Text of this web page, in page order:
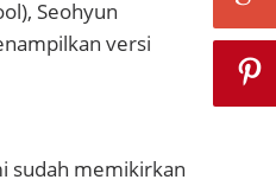
Seohyun
versi
sudah memikirkan